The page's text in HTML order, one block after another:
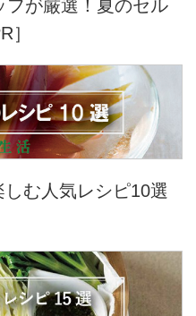
フが厳選！夏のセル
］
む人気レシピ10選